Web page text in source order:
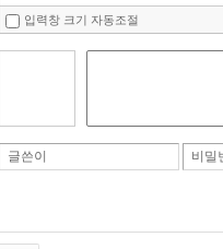
입력창 크기 자동조절
글쓴이 비밀